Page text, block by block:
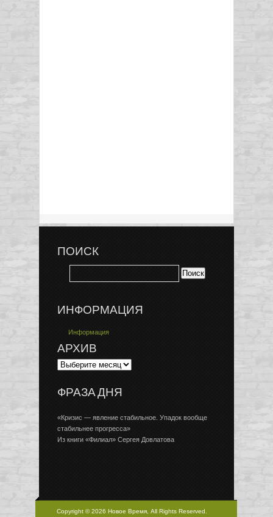
ПОИСК
ИНФОРМАЦИЯ
Информация
АРХИВ
ФРАЗА ДНЯ
«Кризис — явление стабильное. Упадок вообще
стабильнее прогресса»
Из книги «Филиал» Сергея Довлатова
Copyright © 2026 Новое Время, All Rights Reserved.